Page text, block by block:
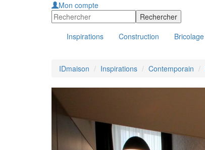
Mon compte
Inspirations Construction Bricolage
IDmaison Inspirations Contemporain